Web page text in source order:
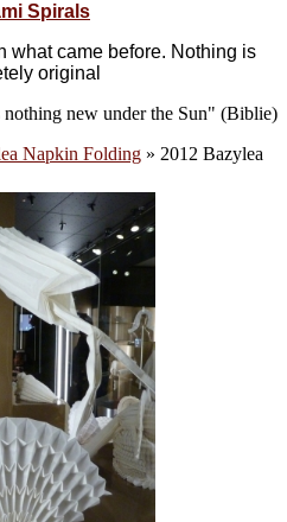
Spirals
what came before. Nothing is
original
nothing new under the Sun" (Biblie)
Napkin Folding » 2012 Bazylea